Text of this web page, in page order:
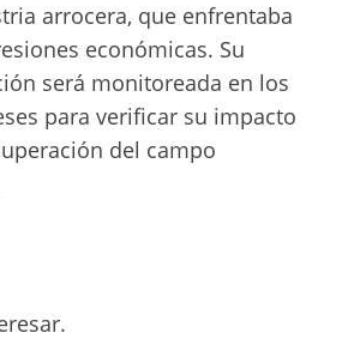
arrocera, que enfrentaba
económicas. Su
será monitoreada en los
para verificar su impacto
del campo